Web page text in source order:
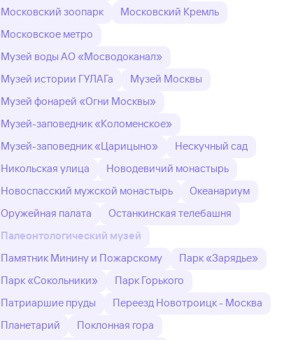
Московский зоопарк
Московский Кремль
Московское метро
Музей воды АО «Мосводоканал»
Музей истории ГУЛАГа
Музей Москвы
Музей фонарей «Огни Москвы»
Музей-заповедник «Коломенское»
Музей-заповедник «Царицыно»
Нескучный сад
Никольская улица
Новодевичий монастырь
Новоспасский мужской монастырь
Океанариум
Оружейная палата
Останкинская телебашня
Палеонтологический музей
Памятник Минину и Пожарскому
Парк «Зарядье»
Парк «Сокольники»
Парк Горького
Патриаршие пруды
Переезд Новотроицк - Москва
Планетарий
Поклонная гора